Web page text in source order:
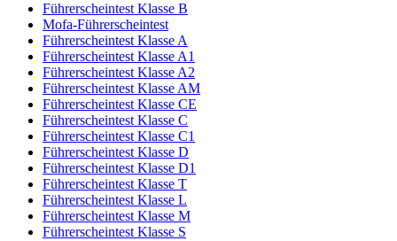
Führerscheintest Klasse B
Mofa-Führerscheintest
Führerscheintest Klasse A
Führerscheintest Klasse A1
Führerscheintest Klasse A2
Führerscheintest Klasse AM
Führerscheintest Klasse CE
Führerscheintest Klasse C
Führerscheintest Klasse C1
Führerscheintest Klasse D
Führerscheintest Klasse D1
Führerscheintest Klasse T
Führerscheintest Klasse L
Führerscheintest Klasse M
Führerscheintest Klasse S